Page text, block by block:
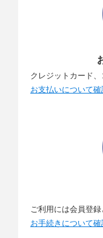
クレジットカード
お支払いについて確
ご利用には会員登録
お手続きについて確